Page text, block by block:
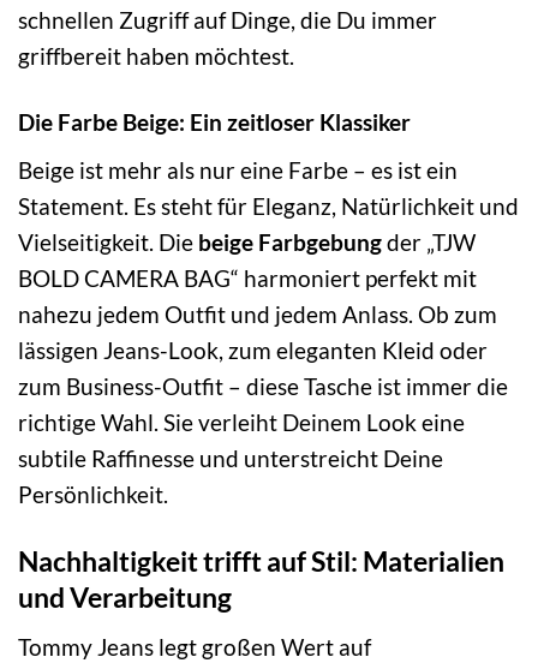
schnellen Zugriff auf Dinge, die Du immer
griffbereit haben möchtest.
Die Farbe Beige: Ein zeitloser Klassiker
Beige ist mehr als nur eine Farbe – es ist ein
Statement. Es steht für Eleganz, Natürlichkeit und
Vielseitigkeit. Die beige Farbgebungder „TJW
BOLD CAMERA BAG“ harmoniert perfekt mit
nahezu jedem Outfit und jedem Anlass. Ob zum
lässigen Jeans-Look, zum eleganten Kleid oder
zum Business-Outfit – diese Tasche ist immer die
richtige Wahl. Sie verleiht Deinem Look eine
subtile Raffinesse und unterstreicht Deine
Persönlichkeit.
Nachhaltigkeit trifft auf Stil: Materialien
und Verarbeitung
Tommy Jeans legt großen Wert auf